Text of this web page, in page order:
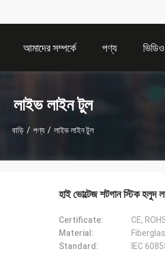
আমাদের সম্পর্কে পণ্য ভিডিও
লাইভ লাইন টুল
বাড়ি / পণ্য / লাইভ লাইন টুল
হাই ভোল্টেজ শটগান স্টিক হলুদ
Certificate:
CE,
Material:
Standard:
IEC